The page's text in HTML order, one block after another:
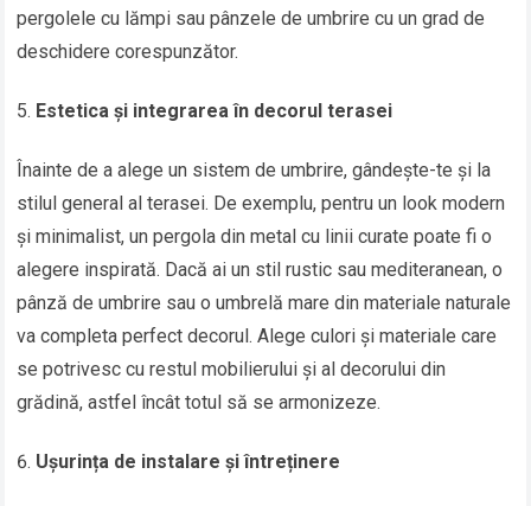
pergolele cu lămpi sau pânzele de umbrire cu un grad de
deschidere corespunzător.
Estetica și integrarea în decorul terasei
Înainte de a alege un sistem de umbrire, gândește-te și la
stilul general al terasei. De exemplu, pentru un look modern
și minimalist, un pergola din metal cu linii curate poate fi o
alegere inspirată. Dacă ai un stil rustic sau mediteranean, o
pânză de umbrire sau o umbrelă mare din materiale naturale
va completa perfect decorul. Alege culori și materiale care
se potrivesc cu restul mobilierului și al decorului din
grădină, astfel încât totul să se armonizeze.
Ușurința de instalare și întreținere